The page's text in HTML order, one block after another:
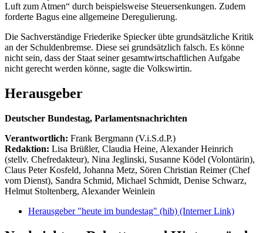
Luft zum Atmen“ durch beispielsweise Steuersenkungen. Zudem
forderte Bagus eine allgemeine Deregulierung.
Die Sachverständige Friederike Spiecker übte grundsätzliche Kritik
an der Schuldenbremse. Diese sei grundsätzlich falsch. Es könne
nicht sein, dass der Staat seiner gesamtwirtschaftlichen Aufgabe
nicht gerecht werden könne, sagte die Volkswirtin.
Herausgeber
Deutscher Bundestag, Parlamentsnachrichten
Verantwortlich: Frank Bergmann (V.i.S.d.P.)
Redaktion: Lisa Brüßler, Claudia Heine, Alexander Heinrich
(stellv. Chefredakteur), Nina Jeglinski, Susanne Ködel (Volontärin),
Claus Peter Kosfeld, Johanna Metz, Sören Christian Reimer (Chef
vom Dienst), Sandra Schmid, Michael Schmidt, Denise Schwarz,
Helmut Stoltenberg, Alexander Weinlein
Herausgeber "heute im bundestag" (hib) (Interner Link)